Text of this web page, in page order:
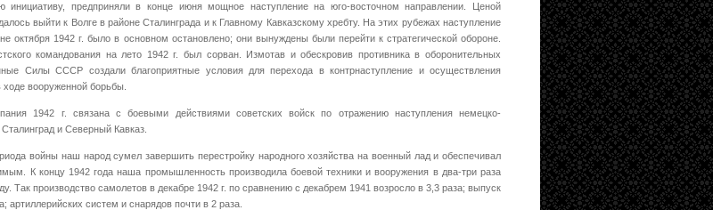
инициативу, предприняли в конце июня мощное наступление на юго-восточном направлении. Ценой
выйти к Волге в районе Сталинграда и к Главному Кавказскому хребту. На этих рубежах наступление
октября 1942 г. было в основном остановлено; они вынуждены были перейти к стратегической обороне.
командования на лето 1942 г. был сорван. Измотав и обескровив противника в оборонительных
Силы СССР создали благоприятные условия для перехода в контрнаступление и осуществления
вооруженной борьбы.
1942 г. связана с боевыми действиями советских войск по отражению наступления немецко-
и Северный Кавказ.
войны наш народ сумел завершить перестройку народного хозяйства на военный лад и обеспечивал
К концу 1942 года наша промышленность производила боевой техники и вооружения в два-три раза
Так производство самолетов в декабре 1942 г. по сравнению с декабрем 1941 возросло в 3,3 раза; выпуск
артиллерийских систем и снарядов почти в 2 раза.